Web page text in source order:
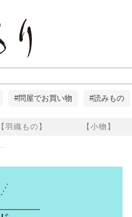
【羽織もの】 【小物】
#問屋でお買い物 #読みもの